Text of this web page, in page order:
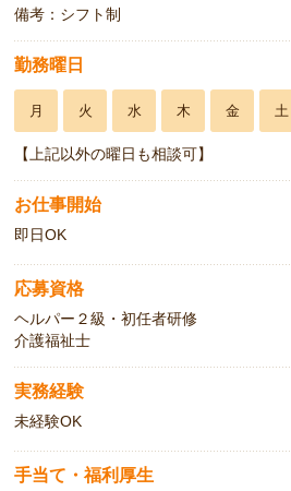
備考：シフト制
勤務曜日
月 火 水 木 金 土
【上記以外の曜日も相談可】
お仕事開始
即日OK
応募資格
ヘルパー２級・初任者研修
介護福祉士
実務経験
未経験OK
手当て・福利厚生